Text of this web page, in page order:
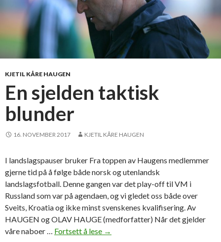
KJETIL KÅRE HAUGEN
En sjelden taktisk
blunder
16. NOVEMBER 2017 KJETIL KÅRE HAUGEN
I landslagspauser bruker Fra toppen av Haugens medlemmer
gjerne tid på å følge både norsk og utenlandsk
landslagsfotball. Denne gangen var det play-off til VM i
Russland som var på agendaen, og vi gledet oss både over
Sveits, Kroatia og ikke minst svenskenes kvalifisering. Av
HAUGEN og OLAV HAUGE (medforfatter) Når det gjelder
våre naboer … Fortsett å lese E
→